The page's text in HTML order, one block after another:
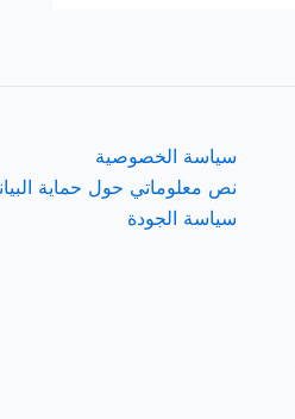
سياسة الخصوصية
نص معلوماتي حول حماية
سياسة الجودة